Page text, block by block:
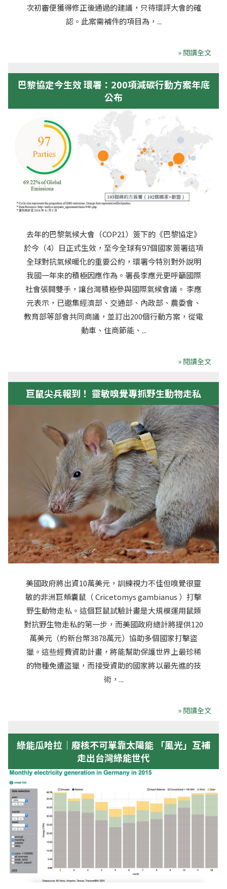
次初審便獲得修正後通過的建議，只待環評大會的確
認。此案需補件的項目為，...
» 閱讀全文
巴黎協定今生效 環署：200項減碳行動方案年底
公布
去年的巴黎氣候大會（COP21）簽下的《巴黎協定》
於今（4）日正式生效，至今全球有97個國家簽署這項
全球對抗氣候暖化的重要公約，環署今特別對外說明
我國一年來的積極因應作為。署長李應元更呼籲國際
社會張開雙手，讓台灣積極參與國際氣候會議。 李應
元表示，已邀集經濟部、交通部、內政部、農委會、
教育部等部會共同商議，並訂出200個行動方案，從電
動車、住商節能、...
» 閱讀全文
巨鼠尖兵報到！ 靈敏嗅覺專抓野生動物走私
美國政府將出資10萬美元，訓練視力不佳但嗅覺很靈
敏的非洲巨頰囊鼠（ Cricetomys gambianus ）打擊
野生動物走私。這個巨鼠試驗計畫是大規模運用鼠類
對抗野生物走私的第一步，而美國政府總計將提供120
萬美元（約新台幣3878萬元）協助多個國家打擊盜
獵。這些經費資助計畫，將能幫助保護世界上最珍稀
的物種免遭盜獵，而接受資助的國家將以最先進的技
術，...
» 閱讀全文
綠能瓜哈拉｜廢核不可單靠太陽能 「風光」互補
走出台灣綠能世代